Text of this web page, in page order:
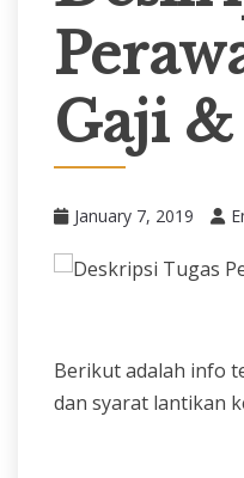
Gaji
January 7, 2019
Berikut adalah info
dan syarat lantikan